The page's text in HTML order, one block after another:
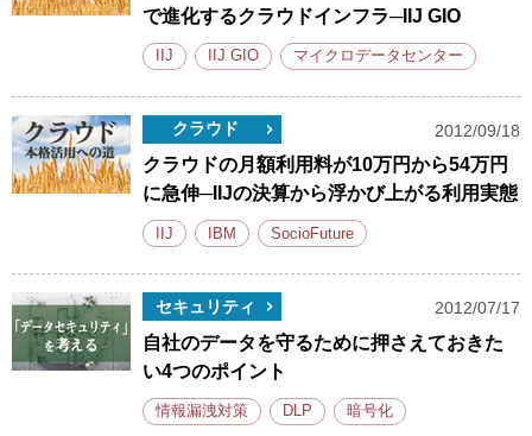
で進化するクラウドインフラ─IIJ GIO
IIJ IIJ GIO マイクロデータセンター
クラウド 2012/09/18
クラウドの月額利用料が10万円から54万円
に急伸─IIJの決算から浮かび上がる利用実態
IIJ IBM SocioFuture
セキュリティ 2012/07/17
自社のデータを守るために押さえておきた
い4つのポイント
情報漏洩対策 DLP 暗号化